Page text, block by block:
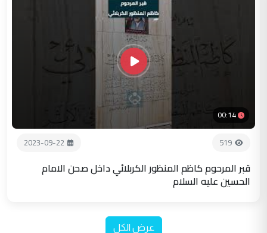
00:14
519
2023-09-22
قبر المرحوم كاظم المنظور الكربلائي داخل صحن الامام
الحسين عليه السلام
عرض الكل